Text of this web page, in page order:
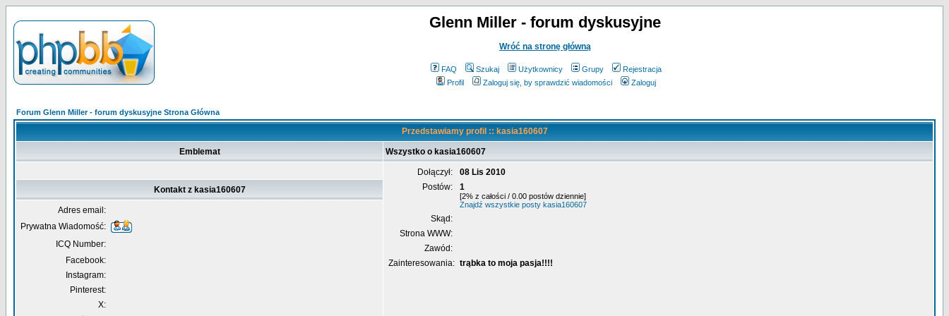
Glenn Miller - forum dyskusyjne
Wróć na stronę główną
FAQ Szukaj Użytkownicy Grupy
Rejestracja
Profil
Zaloguj się, by sprawdzić wiadomości Zaloguj
Forum Glenn Miller - forum dyskusyjne Strona Główna
Przedstawiamy profil :: kasia160607
Emblemat Wszystko o kasia160607
Dołączył:
08 Lis 2010
Postów:
1
[2% z całości / 0.00 postów dziennie]
Znajdź wszystkie posty kasia160607
Skąd:
Strona WWW:
Zawód:
Zainteresowania: trąbka to moja pasja!!!!
Kontakt z kasia160607
Adres email:
Prywatna Wiadomość:
ICQ Number:
Facebook:
Instagram:
Pinterest:
X: